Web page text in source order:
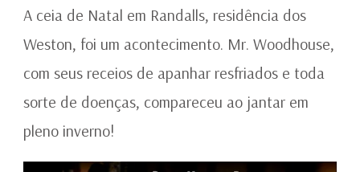
A ceia de Natal em Randalls, residência dos
Weston, foi um acontecimento. Mr. Woodhouse,
com seus receios de apanhar resfriados e toda
sorte de doenças, compareceu ao jantar em
pleno inverno!